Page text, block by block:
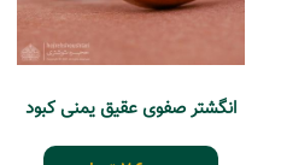
انگشتر صفوی عقیق یمنی کبود